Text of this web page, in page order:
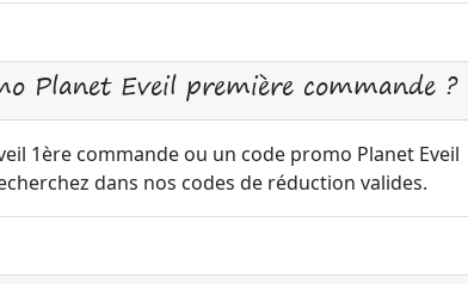
Planet Eveil première commande ?
1ère commande ou un code promo Planet Eveil
dans nos codes de réduction valides.